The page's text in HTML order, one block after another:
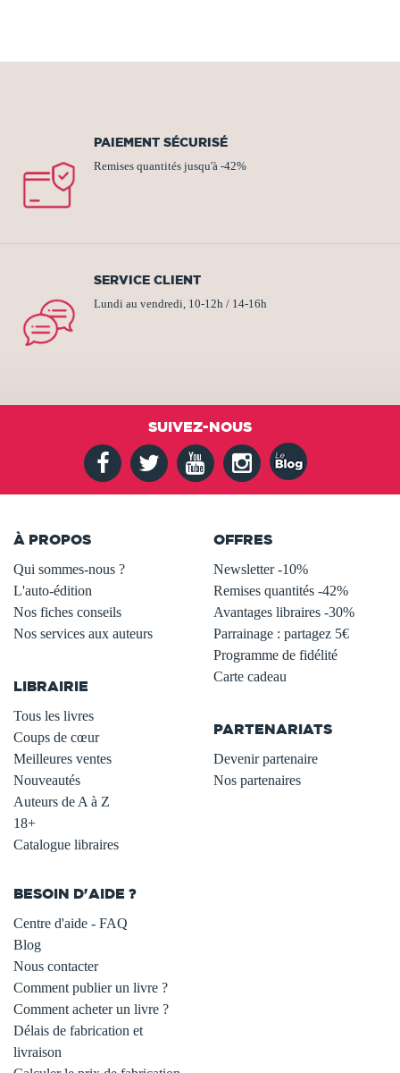
PAIEMENT SÉCURISÉ
Remises quantités jusqu'à -42%
SERVICE CLIENT
Lundi au vendredi, 10-12h / 14-16h
SUIVEZ-NOUS
À PROPOS
Qui sommes-nous ?
L'auto-édition
Nos fiches conseils
Nos services aux auteurs
LIBRAIRIE
Tous les livres
Coups de cœur
Meilleures ventes
Nouveautés
Auteurs de A à Z
18+
Catalogue libraires
OFFRES
Newsletter -10%
Remises quantités -42%
Avantages libraires -30%
Parrainage : partagez 5€
Programme de fidélité
Carte cadeau
PARTENARIATS
Devenir partenaire
Nos partenaires
BESOIN D'AIDE ?
Centre d'aide - FAQ
Blog
Nous contacter
Comment publier un livre ?
Comment acheter un livre ?
Délais de fabrication et
livraison